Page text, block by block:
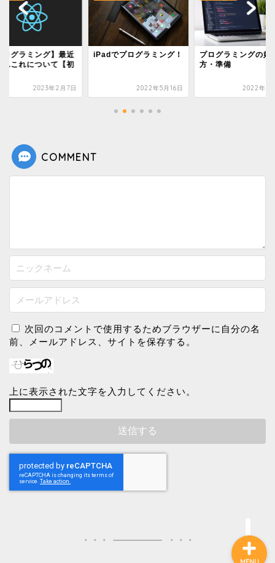
ログラミング】最近
れこれについて【初
2023年2月7日
iPadでプログラミング！
2022年5月16日
プログラミングの始
方・準備
2022年5
COMMENT
次回のコメントで使用するためブラウザーに自分の名
前、メールアドレス、サイトを保存する。
上に表示された文字を入力してください。
お問い合わせ